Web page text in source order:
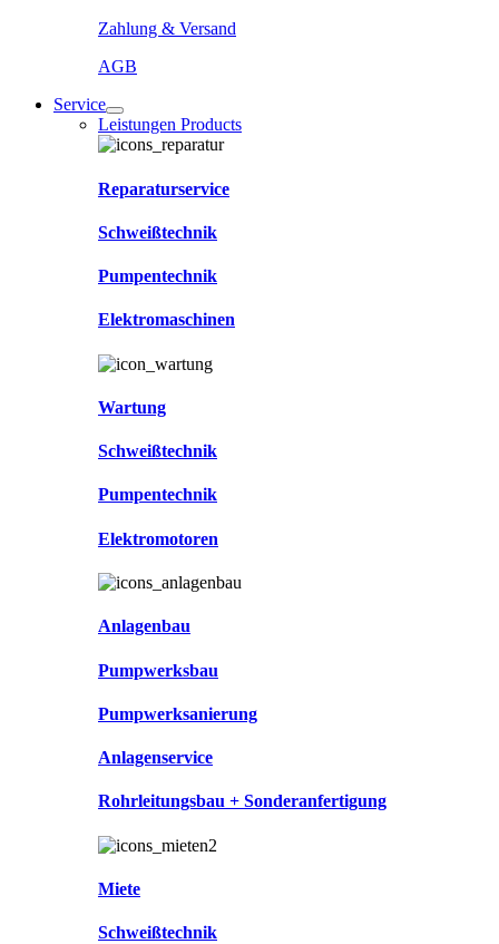
Zahlung & Versand
AGB
Service
Leistungen Products
Reparaturservice
Schweißtechnik
Pumpentechnik
Elektromaschinen
Wartung
Schweißtechnik
Pumpentechnik
Elektromotoren
Anlagenbau
Pumpwerksbau
Pumpwerksanierung
Anlagenservice
Rohrleitungsbau + Sonderanfertigung
Miete
Schweißtechnik